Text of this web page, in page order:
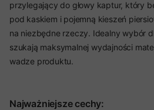
przylegający do głowy kaptur, który
pod kaskiem i pojemną kieszeń
na niezbędne rzeczy. Idealny wybór
szukają maksymalnej wydajności
wadze produktu.
Najważniejsze cechy: